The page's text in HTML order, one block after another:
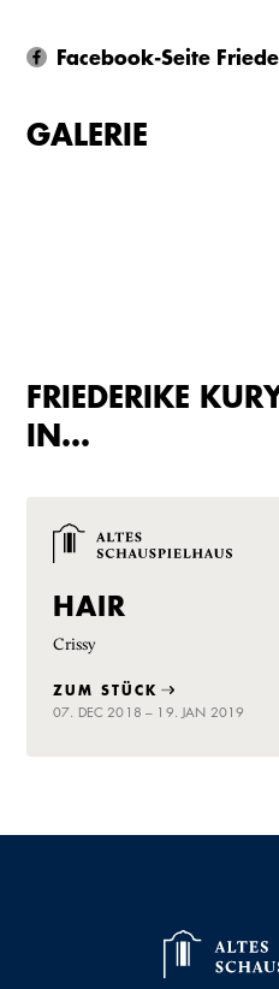
Facebook-Seite
GALERIE
FRIEDERIKE
IN…
HAIR
Crissy
ZUM STÜCK
07. DEC 2018 – 19. JAN 2019